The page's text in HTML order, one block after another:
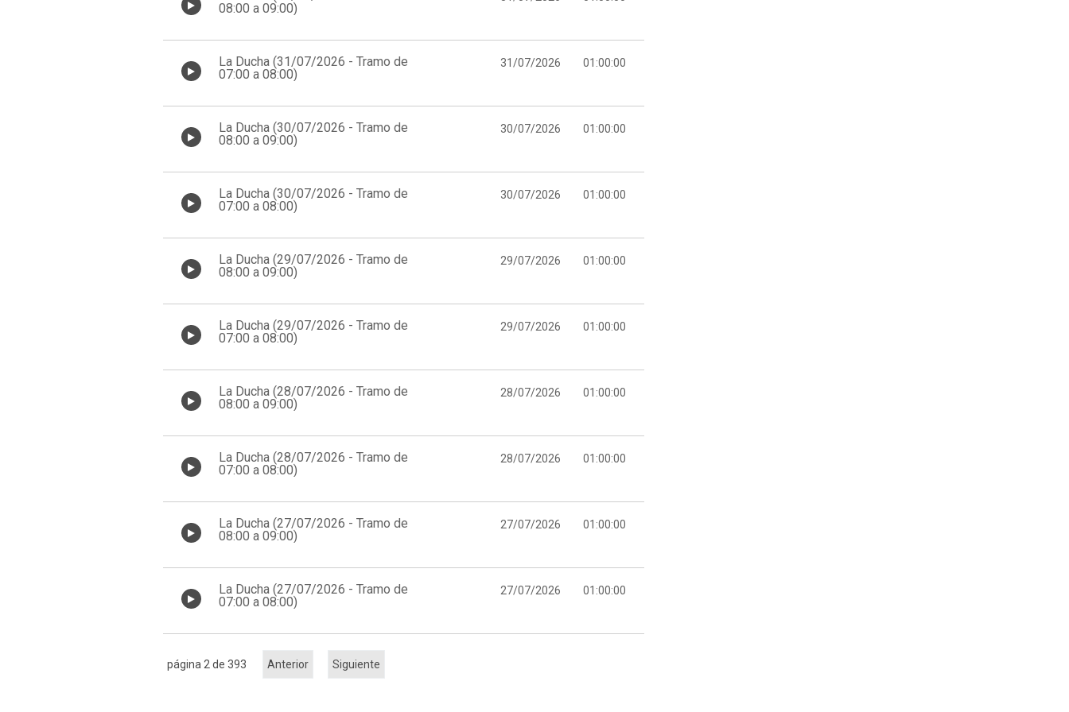
08:00 a 09:00)
La Ducha (31/07/2026 - Tramo de
07:00 a 08:00)
31/07/2026 01:00:00
La Ducha (30/07/2026 - Tramo de
08:00 a 09:00)
30/07/2026 01:00:00
La Ducha (30/07/2026 - Tramo de
07:00 a 08:00)
30/07/2026 01:00:00
La Ducha (29/07/2026 - Tramo de
08:00 a 09:00)
29/07/2026 01:00:00
La Ducha (29/07/2026 - Tramo de
07:00 a 08:00)
29/07/2026 01:00:00
La Ducha (28/07/2026 - Tramo de
08:00 a 09:00)
28/07/2026 01:00:00
La Ducha (28/07/2026 - Tramo de
07:00 a 08:00)
28/07/2026 01:00:00
La Ducha (27/07/2026 - Tramo de
08:00 a 09:00)
27/07/2026 01:00:00
La Ducha (27/07/2026 - Tramo de
07:00 a 08:00)
27/07/2026 01:00:00
Anterior Siguiente
página 2 de 393